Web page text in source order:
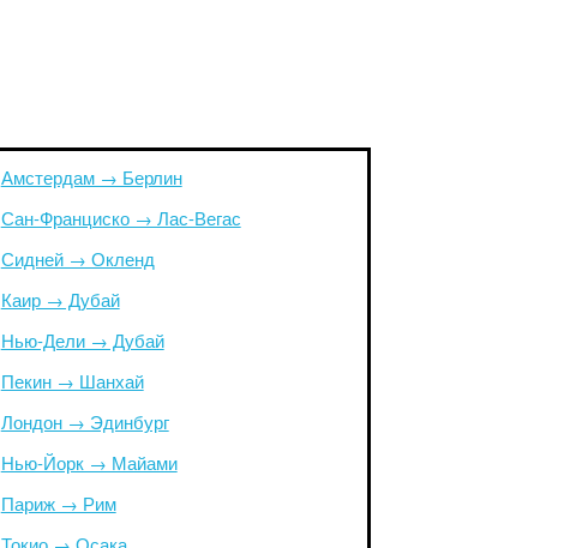
Амстердам → Берлин
Сан-Франциско → Лас-Вегас
Сидней → Окленд
Каир → Дубай
Нью-Дели → Дубай
Пекин → Шанхай
Лондон → Эдинбург
Нью-Йорк → Майами
Париж → Рим